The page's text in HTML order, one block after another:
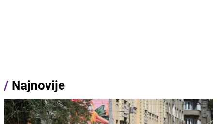
/ Najnovije